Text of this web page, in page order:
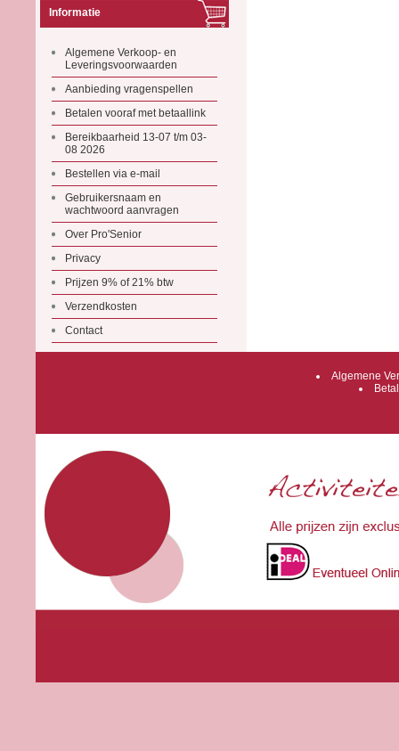
Informatie
Algemene Verkoop- en
Leveringsvoorwaarden
Aanbieding vragenspellen
Betalen vooraf met betaallink
Bereikbaarheid 13-07 t/m 03-
08 2026
Bestellen via e-mail
Gebruikersnaam en
wachtwoord aanvragen
Over Pro'Senior
Privacy
Prijzen 9% of 21% btw
Verzendkosten
Contact
Algemene